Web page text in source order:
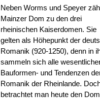
Neben Worms und Speyer
Mainzer Dom zu den drei
rheinischen Kaiserdomen. Sie
gelten als Höhepunkt der
Romanik (920-1250), denn in
sammeln sich alle
Bauformen- und Tendenzen
Romanik der Rheinlande.
betrachtet man heute den